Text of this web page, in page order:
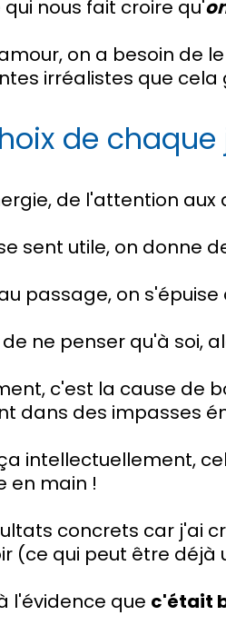
nous fait croire qu'
on a besoin de
irréalistes que cela
de chaque
de l'attention aux
sent utile, on donne
passage, on s'épuise
de ne penser qu'à soi,
c'est la cause de
dans des impasses
intellectuellement,
en main !
concrets car j'ai
(ce qui peut être déjà
l'évidence que c'était